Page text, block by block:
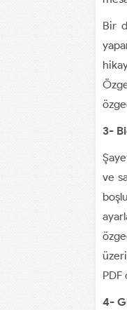
Bir
3-
ve
4-